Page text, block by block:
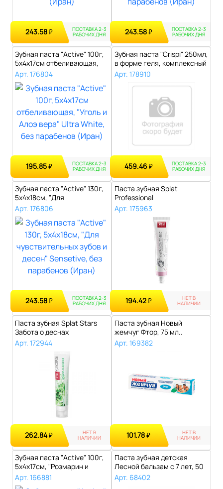
243.58₽ ПОСТАВКА 2-3
РАБОЧИХ ДНЯ 243.58₽ ПОСТАВКА 2-3
РАБОЧИХ ДНЯ
Зубная паста "Active" 100г,
5х4х17см отбеливающая,
"Уго..
Арт. 176804
195.85₽ ПОСТАВКА 2-3
РАБОЧИХ ДНЯ
Зубная паста "Crispi" 250мл,
в форме геля, комплексный
..
Арт. 178910
459.46₽ ПОСТАВКА 2-3
РАБОЧИХ ДНЯ
Зубная паста "Active" 130г,
5х4х18см, "Для
чувствительн..
Арт. 176806
243.58₽ ПОСТАВКА 2-3
РАБОЧИХ ДНЯ
Паста зубная Splat
Professional
Ультракомплекс, 80 г..
Арт. 175963
194.42₽ НЕТ В
НАЛИЧИИ
Паста зубная Splat Stars
Забота о деснах
инновационная,..
Арт. 172944
262.84₽ НЕТ В
НАЛИЧИИ
Паста зубная Новый
жемчуг Фтор, 75 мл..
Арт. 169382
101.78₽ НЕТ В
НАЛИЧИИ
Зубная паста "Active" 100г,
5х4х17см, "Розмарин и
Гимал..
Арт. 166881
Паста зубная детская
Лесной бальзам с 7 лет, 50
мл..
Арт. 68402